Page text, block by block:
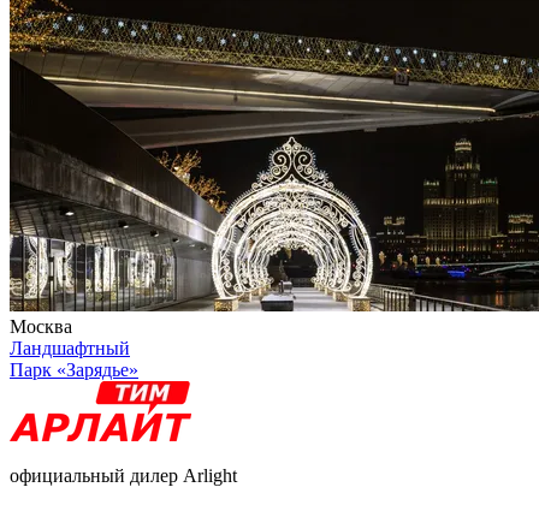
Москва
Ландшафтный
Парк «Зарядье»
официальный дилер Arlight